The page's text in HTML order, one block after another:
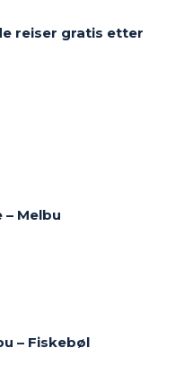
reiser gratis etter
Melbu
– Fiskebøl